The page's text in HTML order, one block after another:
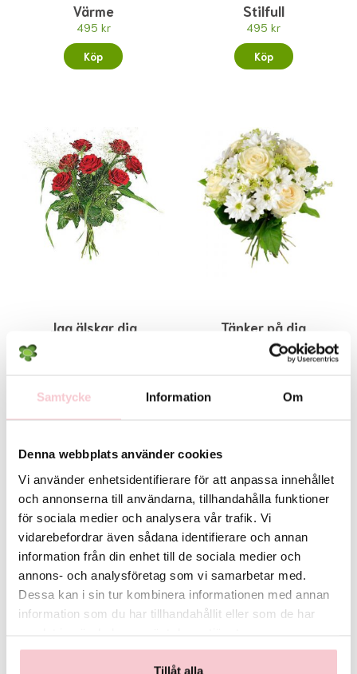
Samtycke Information Om
Denna webbplats använder cookies
Vi använder enhetsidentifierare för att anpassa innehållet
och annonserna till användarna, tillhandahålla funktioner
för sociala medier och analysera vår trafik. Vi
vidarebefordrar även sådana identifierare och annan
information från din enhet till de sociala medier och
annons- och analysföretag som vi samarbetar med.
Dessa kan i sin tur kombinera informationen med annan
information som du har tillhandahållit eller som de har
Tillåt alla
Värme
495 kr
Köp
Stilfull
495 kr
Köp
Jag älskar dig Tänker på dig
445 kr